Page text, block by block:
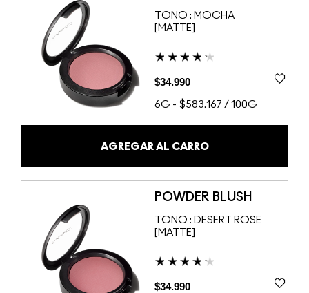
TONO : MOCHA
[MATTE]
$34.990
6G - $583.167 / 100G
AGREGAR AL CARRO
POWDER BLUSH
TONO : DESERT ROSE
[MATTE]
$34.990